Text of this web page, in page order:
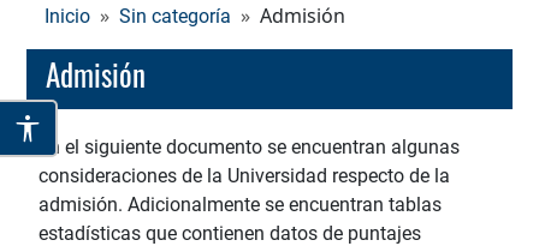
Inicio Sin categoría Admisión
Admisión
En el siguiente documento se encuentran algunas
consideraciones de la Universidad respecto de la
admisión. Adicionalmente se encuentran tablas
estadísticas que contienen datos de puntajes